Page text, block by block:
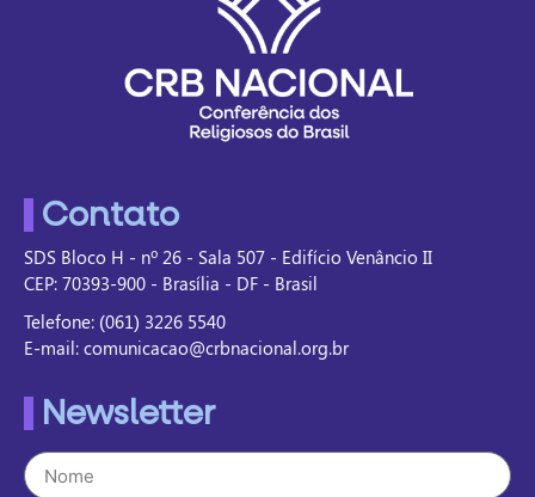
Contato
SDS Bloco H - nº 26 - Sala 507 - Edifício Venâncio II
CEP: 70393-900 - Brasília - DF - Brasil
Telefone: (061) 3226 5540
E-mail: comunicacao@crbnacional.org.br
Newsletter